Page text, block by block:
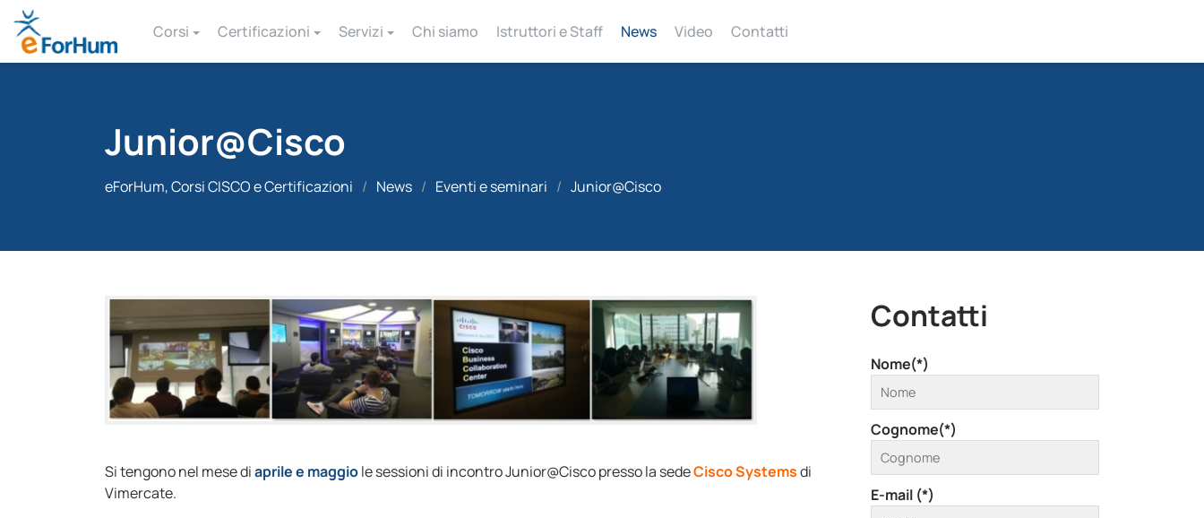
Corsi Certificazioni Servizi Chi siamo Istruttori e Staff News Video Contatti
Junior@Cisco
eForHum, Corsi CISCO e Certificazioni / News / Eventi e seminari / Junior@Cisco
Si tengono nel mese diaprile e maggiole sessioni di incontro Junior@Cisco presso la sedeCisco Systemsdi
Vimercate.
Contatti
Nome(*)
Cognome(*)
E-mail (*)